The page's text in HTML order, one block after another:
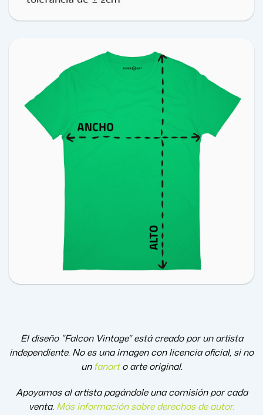
El diseño "Falcon Vintage" está creado por un artista
independiente. No es una imagen con licencia oficial, si no
unfanart o arte original.
Apoyamos al artista pagándole una comisión por cada
venta. Más información sobre derechos de autor.